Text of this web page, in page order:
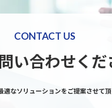
CONTACT US
い合わせくだ
適なソリューションをご提案させて頂